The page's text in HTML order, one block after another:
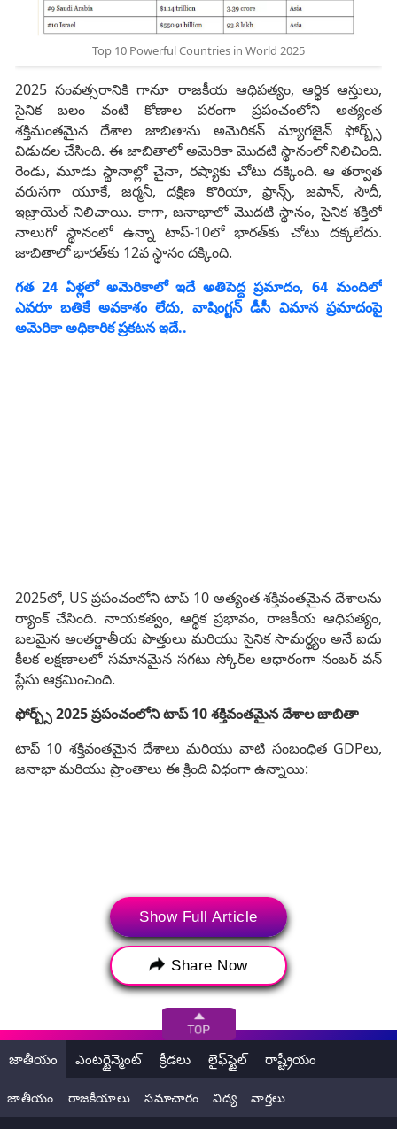
Top 10 Powerful Countries in World 2025
2025 సంవత్సరానికి గానూ రాజకీయ ఆధిపత్యం, ఆర్థిక ఆస్తులు,
సైనిక బలం వంటి కోణాల పరంగా ప్రపంచంలోని అత్యంత
శక్తిమంతమైన దేశాల జాబితాను అమెరికన్ మ్యాగజైన్ ఫోర్బ్స్‌
విడుదల చేసింది. ఈ జాబితాలో అమెరికా మొదటి స్థానంలో నిలిచింది.
రెండు, మూడు స్థానాల్లో చైనా, రష్యాకు చోటు దక్కింది. ఆ తర్వాత
వరుసగా యూకే, జర్మనీ, దక్షిణ కొరియా, ఫ్రాన్స్‌, జపాన్‌, సౌదీ,
ఇజ్రాయెల్‌ నిలిచాయి. కాగా, జనాభాలో మొదటి స్థానం, సైనిక శక్తిలో
నాలుగో స్థానంలో ఉన్నా టాప్‌-10లో భారత్‌కు చోటు దక్కలేదు.
జాబితాలో భారత్‌కు 12వ స్థానం దక్కింది.
గత 24 ఏళ్లలో అమెరికాలో ఇదే అతిపెద్ద ప్రమాదం, 64 మందిలో
ఎవరూ బతికే అవకాశం లేదు, వాషింగ్టన్‌ డీసీ విమాన ప్రమాదంపై
అమెరికా అధికారిక ప్రకటన ఇదే..
2025లో, US ప్రపంచంలోని టాప్ 10 అత్యంత శక్తివంతమైన దేశాలను
ర్యాంక్ చేసింది. నాయకత్వం, ఆర్థిక ప్రభావం, రాజకీయ ఆధిపత్యం,
బలమైన అంతర్జాతీయ పొత్తులు మరియు సైనిక సామర్థ్యం అనే ఐదు
కీలక లక్షణాలలో సమానమైన సగటు స్కోర్‌ల ఆధారంగా నంబర్ వన్
ప్లేసు ఆక్రమించింది.
ఫోర్బ్స్ 2025 ప్రపంచంలోని టాప్ 10 శక్తివంతమైన దేశాల జాబితా
టాప్ 10 శక్తివంతమైన దేశాలు మరియు వాటి సంబంధిత GDPలు,
జనాభా మరియు ప్రాంతాలు ఈ క్రింది విధంగా ఉన్నాయి:
1. యునైటెడ్ స్టేట్స్: $30.34 ట్రిలియన్ల GDP, 345 మిలియన్ల
జనాభా, ఉత్తర అమెరికాలో ఉంది.
2. చైనా: $19.53 ట్రిలియన్ల GDP, 1.419 బిలియన్ల జనాభా,
ఆసియాలో ఉంది.
Show Full Article
Share Now
జాతీయం ఎంటర్టైన్మెంట్ క్రీడలు లైఫ్‌స్టైల్ రాష్ట్రీయం
జాతీయం రాజకీయాలు సమాచారం విద్య వార్తలు